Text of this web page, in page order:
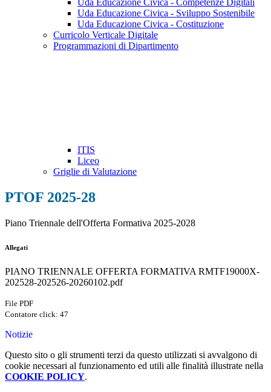
Uda Educazione Civica - Competenze Digitali
Uda Educazione Civica - Sviluppo Sostenibile
Uda Educazione Civica - Costituzione
Curricolo Verticale Digitale
Programmazioni di Dipartimento
ITIS
Liceo
Griglie di Valutazione
PTOF 2025-28
Piano Triennale dell'Offerta Formativa 2025-2028
Allegati
PIANO TRIENNALE OFFERTA FORMATIVA RMTF19000X-
202528-202526-20260102.pdf
File PDF
Contatore click: 47
Notizie
Questo sito o gli strumenti terzi da questo utilizzati si avvalgono di
cookie necessari al funzionamento ed utili alle finalità illustrate nella
COOKIE POLICY.